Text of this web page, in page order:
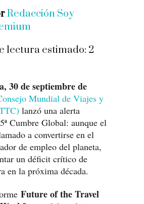
Redacción Soy
lectura estimado: 2
30 de septiembre de
Mundial de Viajes y
lanzó una alerta
Cumbre Global: aunque el
a convertirse en el
de empleo del planeta,
un déficit crítico de
en la próxima década.
Future of the Travel